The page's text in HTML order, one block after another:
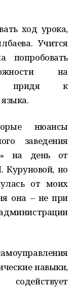
ход урока,
Учится
на
придя к
нюансы
заведения
на день от
Куруновой, но
от моих
она – не при
навыки,
содействует